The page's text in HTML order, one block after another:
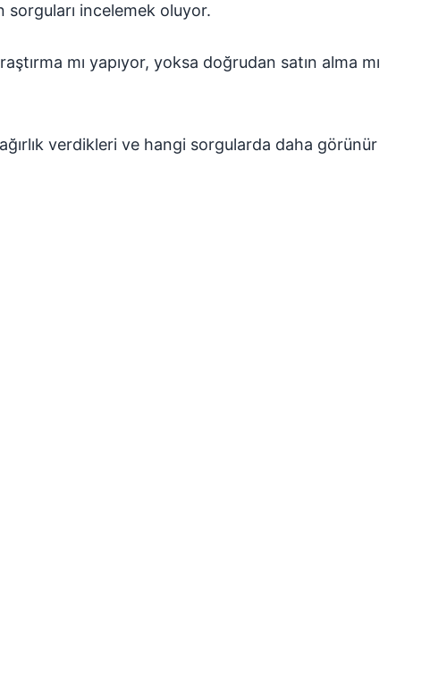
incelemek oluyor.
mı yapıyor, yoksa doğrudan satın alma mı
verdikleri ve hangi sorgularda daha görünür